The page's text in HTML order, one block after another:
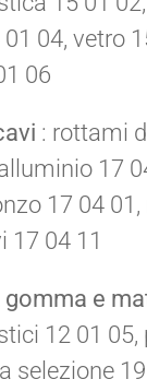
04, vetro
06
: rottami
17
17 04
17 04 11
gomma e
12 01 05,
selezione